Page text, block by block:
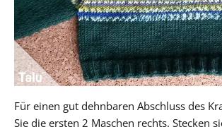
Für einen gut dehnbaren Abschluss des
Sie die ersten 2 Maschen rechts. Stecken